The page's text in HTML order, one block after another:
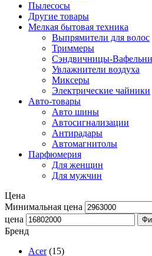
Пылесосы
Другие товары
Мелкая бытовая техника
Выпрямители для волос
Триммеры
Сэндвичницы-
Увлажнители воздуха
Миксеры
Электрические чайники
Авто-товары
Авто шины
Автосигнализации
Антирадары
Автомагнитолы
Парфюмерия
Для женщин
Для мужчин
Цена
Минимальная цена
цена
Бренд
Acer (15)